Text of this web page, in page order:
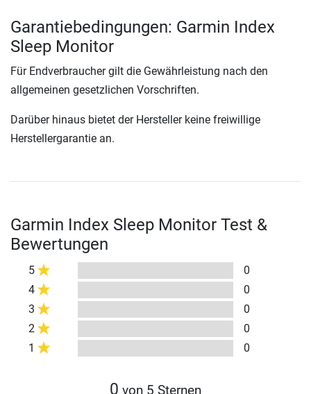
Garantiebedingungen: Garmin Index
Sleep Monitor
Für Endverbraucher gilt die Gewährleistung nach den
allgemeinen gesetzlichen Vorschriften.
Darüber hinaus bietet der Hersteller keine freiwillige
Herstellergarantie an.
Garmin Index Sleep Monitor Test &
Bewertungen
5
0
4
0
3
0
2
0
1
0
0 von 5 Sternen